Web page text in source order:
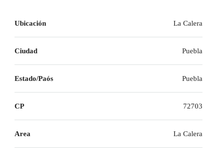
Ubicación La Calera
Ciudad Puebla
Estado/Paós Puebla
CP 72703
Area La Calera